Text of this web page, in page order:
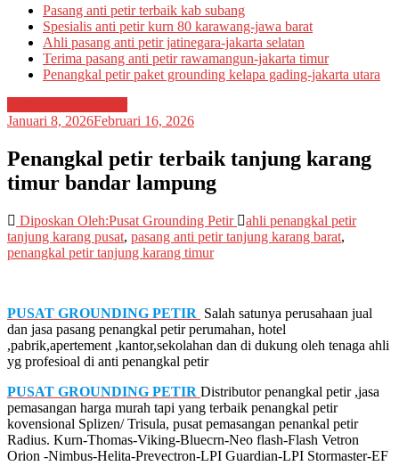
Pasang anti petir terbaik kab subang
Spesialis anti petir kurn 80 karawang-jawa barat
Ahli pasang anti petir jatinegara-jakarta selatan
Terima pasang anti petir rawamangun-jakarta timur
Penangkal petir paket grounding kelapa gading-jakarta utara
Januari 8, 2026Februari 16, 2026
Penangkal petir terbaik tanjung karang
timur bandar lampung
Diposkan Oleh:Pusat Grounding Petir
ahli penangkal petir
tanjung karang pusat, pasang anti petir tanjung karang barat,
penangkal petir tanjung karang timur
PUSAT GROUNDING PETIR Salah satunya perusahaan jual
dan jasa pasang penangkal petir perumahan, hotel
,pabrik,apertement ,kantor,sekolahan dan di dukung oleh tenaga ahli
yg profesioal di anti penangkal petir
PUSAT GROUNDING PETIR Distributor penangkal petir ,jasa
pemasangan harga murah tapi yang terbaik penangkal petir
kovensional Splizen/ Trisula, pusat pemasangan penankal petir
Radius. Kurn-Thomas-Viking-Bluecrn-Neo flash-Flash Vetron
Orion -Nimbus-Helita-Prevectron-LPI Guardian-LPI Stormaster-EF